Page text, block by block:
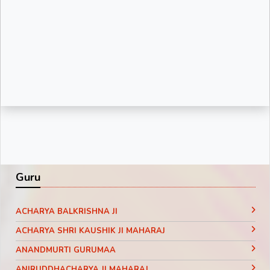
Guru
ACHARYA BALKRISHNA JI
ACHARYA SHRI KAUSHIK JI MAHARAJ
ANANDMURTI GURUMAA